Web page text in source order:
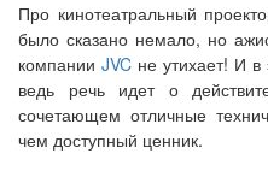
Про кинотеатральный
было сказано немало, но
компании JVC не утихает! И в
ведь речь идет о
сочетающем отличные
чем доступный ценник.